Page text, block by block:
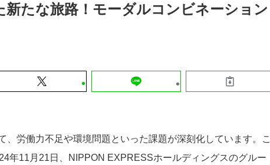
新たな旅路！モーダルコンビネーション
、労働力不足や環境問題といった課題が深刻化しています。こ
年11月21日、NIPPON EXPRESSホールディングスのグルー